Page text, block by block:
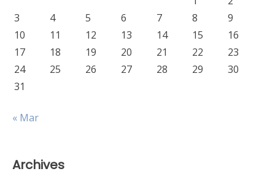
3
4 5 6 7 8
9
10
11 12 13 14 15
16
17
18 19 20 21 22
23
24
25 26 27 28 29
30
31
« Mar
Archives